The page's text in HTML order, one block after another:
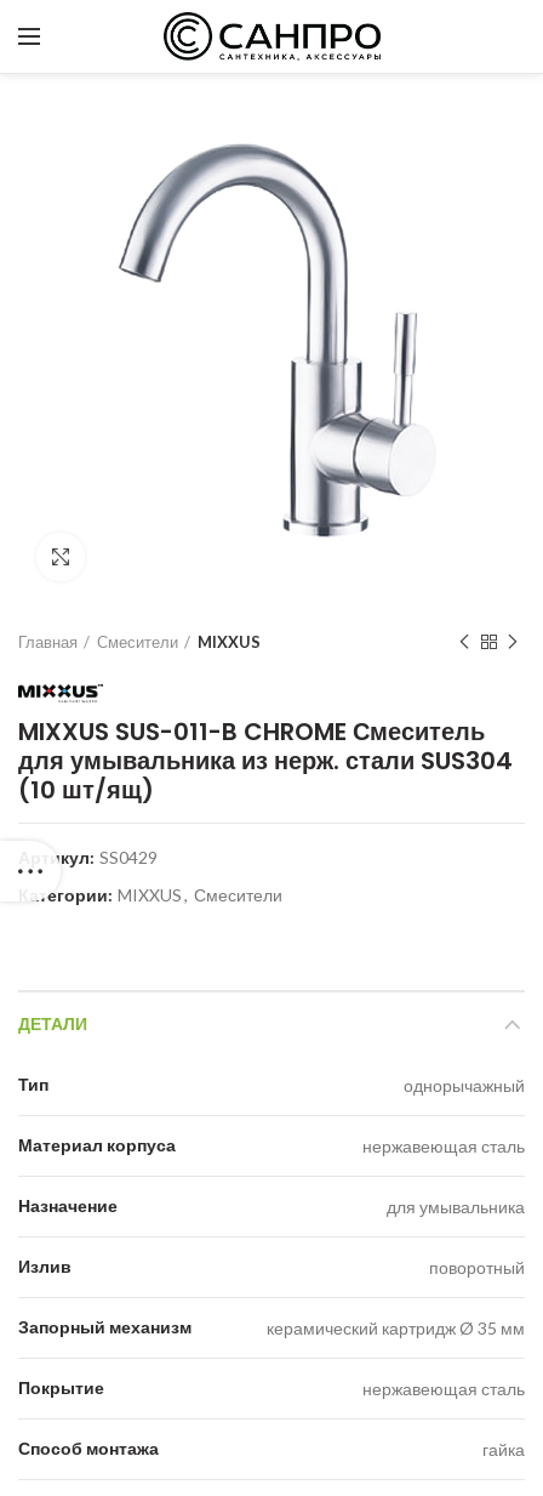
Главная Смесители MIXXUS
MIXXUS SUS-011-B CHROME Смеситель
для умывальника из нерж. стали SUS304
(10 шт/ящ)
Артикул: SS0429
Категории: MIXXUS, Смесители
ДЕТАЛИ
Тип однорычажный
Материал корпуса нержавеющая сталь
Назначение для умывальника
Излив поворотный
Запорный механизм керамический картридж Ø 35 мм
Покрытие нержавеющая сталь
Способ монтажа гайка